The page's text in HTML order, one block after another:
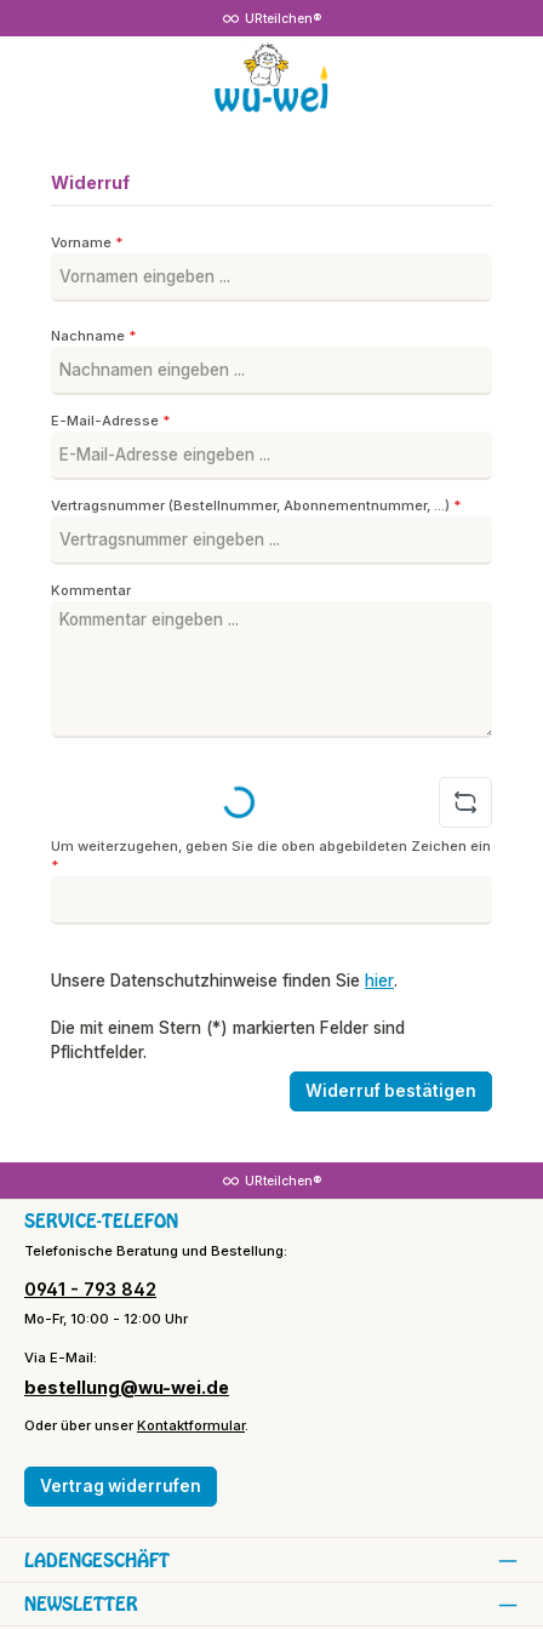
URteilchen®
Widerruf
Vorname *
Nachname *
E-Mail-Adresse *
Vertragsnummer (Bestellnummer, Abonnementnummer, ...) *
Kommentar
Loading...
Um weiterzugehen, geben Sie die oben abgebildeten Zeichen ein
*
Unsere Datenschutzhinweise finden Sie hier.
Die mit einem Stern (*) markierten Felder sind
Pflichtfelder.
Widerruf bestätigen
URteilchen®
SERVICE-TELEFON
Telefonische Beratung und Bestellung:
0941 - 793 842
Mo-Fr, 10:00 - 12:00 Uhr
Via E-Mail:
bestellung@wu-wei.de
Oder über unserKontaktformular.
Vertrag widerrufen
NEWSLETTER
LADENGESCHÄFT